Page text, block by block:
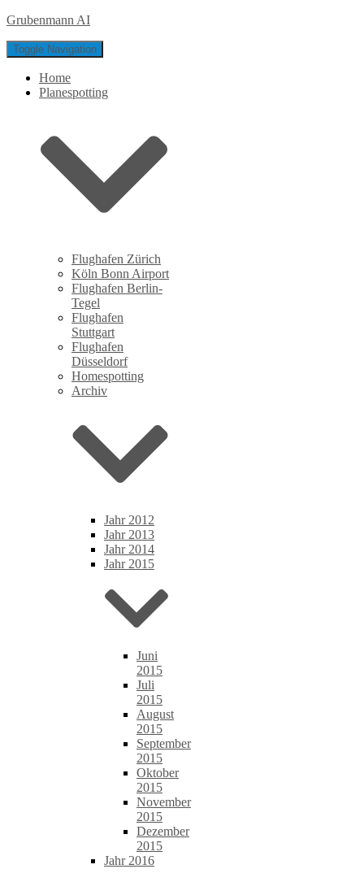
Grubenmann AI
Toggle Navigation
Home
Planespotting
Flughafen Zürich
Köln Bonn Airport
Flughafen Berlin-
Tegel
Flughafen
Stuttgart
Flughafen
Düsseldorf
Homespotting
Archiv
Jahr 2012
Jahr 2013
Jahr 2014
Jahr 2015
Juni
2015
Juli
2015
August
2015
September
2015
Oktober
2015
November
2015
Dezember
2015
Jahr 2016